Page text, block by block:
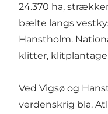
24.370 ha,
bælte langs
Hanstholm.
klitter, klitplantage
Ved Vigsø og
verdenskrig bla.